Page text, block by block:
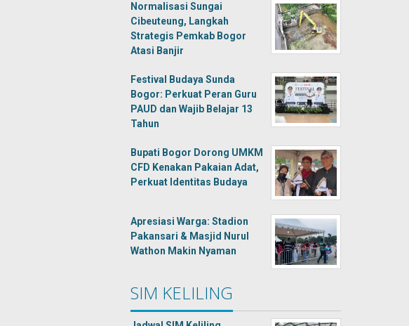
Normalisasi Sungai
Cibeuteung, Langkah
Strategis Pemkab Bogor
Atasi Banjir
Festival Budaya Sunda
Bogor: Perkuat Peran Guru
PAUD dan Wajib Belajar 13
Tahun
Bupati Bogor Dorong UMKM
CFD Kenakan Pakaian Adat,
Perkuat Identitas Budaya
Apresiasi Warga: Stadion
Pakansari & Masjid Nurul
Wathon Makin Nyaman
SIM KELILING